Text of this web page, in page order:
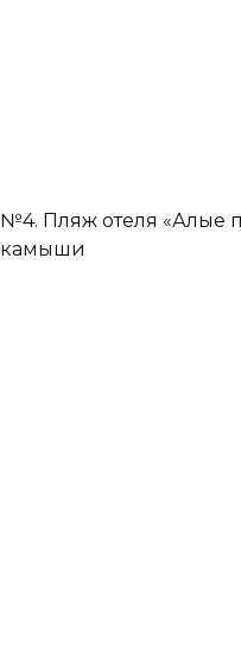
№4. Пляж отеля «Алые
камыши